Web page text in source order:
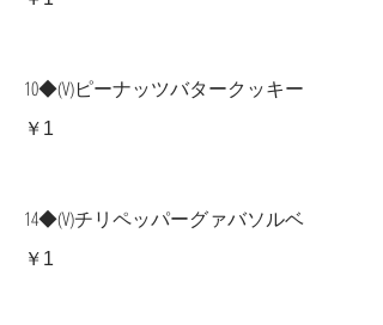
10◆(V)ピーナッツバタークッキー
￥1
14◆(V)チリペッパーグァバソルベ
￥1